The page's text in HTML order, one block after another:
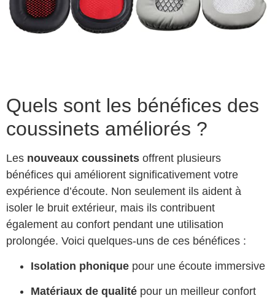
Quels sont les bénéfices des
coussinets améliorés ?
Les nouveaux coussinets offrent plusieurs
bénéfices qui améliorent significativement votre
expérience d’écoute. Non seulement ils aident à
isoler le bruit extérieur, mais ils contribuent
également au confort pendant une utilisation
prolongée. Voici quelques-uns de ces bénéfices :
Isolation phonique pour une écoute immersive
Matériaux de qualité pour un meilleur confort